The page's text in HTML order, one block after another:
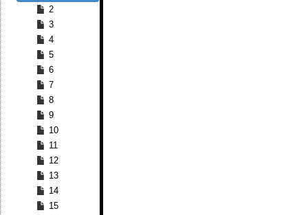
2
3
4
5
6
7
8
9
10
11
12
13
14
15